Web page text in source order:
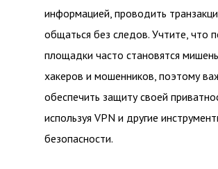
информацией, проводить
общаться без следов. Учтите, что
площадки часто становятся
хакеров и мошенников, поэтому
обеспечить защиту своей
используя VPN и другие
безопасности.